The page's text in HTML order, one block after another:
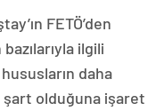
FETÖ’den
ilgili
daha
şart olduğuna işaret